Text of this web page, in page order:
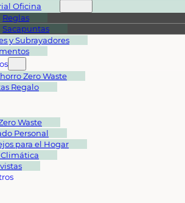
Oficina
Reglas
Sacapuntas
y Subrayadores
Zero Waste
Regalo
Waste
Personal
para el Hogar
Climática